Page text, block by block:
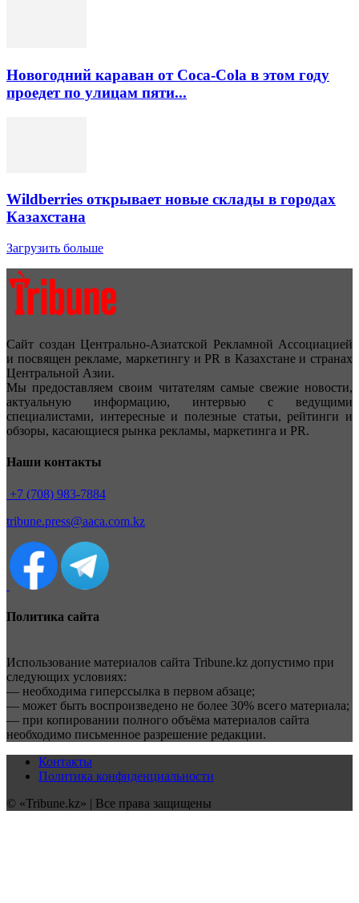
Новогодний караван от Coca-Cola в этом году
проедет по улицам пяти...
Wildberries открывает новые склады в городах
Казахстана
Загрузить больше
Сайт создан Центрально-Азиатской Рекламной Ассоциацией
и посвящен рекламе, маркетингу и PR в Казахстане и странах
Центральной Азии.
Мы предоставляем своим читателям самые свежие новости,
актуальную информацию, интервью с ведущими
специалистами, интересные и полезные статьи, рейтинги и
обзоры, касающиеся рынка рекламы, маркетинга и PR.
Наши контакты
+7 (708) 983-7884
tribune.press@aaca.com.kz
Политика сайта
Использование материалов сайта Tribune.kz допустимо при
следующих условиях:
— необходима гиперссылка в первом абзаце;
— может быть воспроизведено не более 30% всего материала;
— при копировании полного объёма материалов сайта
необходимо письменное разрешение редакции.
Контакты
Политика конфиденциальности
© «Tribune.kz» | Все права защищены